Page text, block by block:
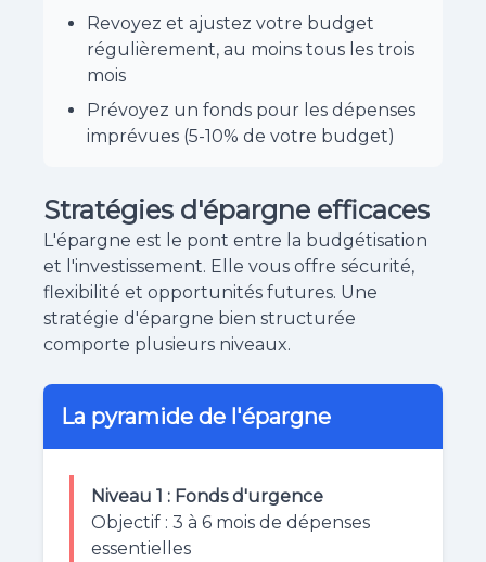
Revoyez et ajustez votre budget
régulièrement, au moins tous les trois
mois
Prévoyez un fonds pour les dépenses
imprévues (5-10% de votre budget)
Stratégies d'épargne efficaces
L'épargne est le pont entre la budgétisation
et l'investissement. Elle vous offre sécurité,
flexibilité et opportunités futures. Une
stratégie d'épargne bien structurée
comporte plusieurs niveaux.
La pyramide de l'épargne
Niveau 1 : Fonds d'urgence
Objectif : 3 à 6 mois de dépenses
essentielles